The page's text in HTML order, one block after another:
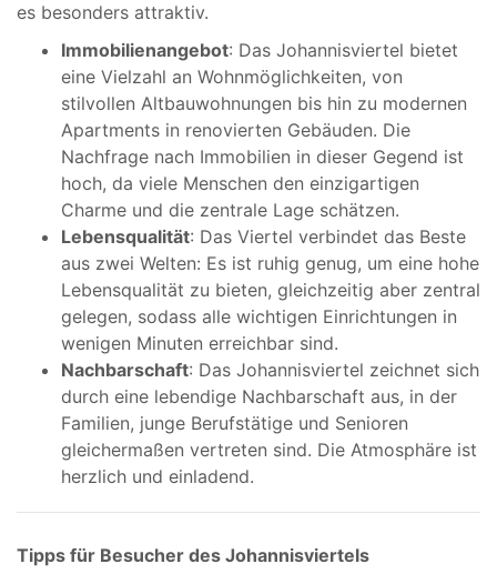
es besonders attraktiv.
Immobilienangebot: Das Johannisviertel bietet
eine Vielzahl an Wohnmöglichkeiten, von
stilvollen Altbauwohnungen bis hin zu modernen
Apartments in renovierten Gebäuden. Die
Nachfrage nach Immobilien in dieser Gegend ist
hoch, da viele Menschen den einzigartigen
Charme und die zentrale Lage schätzen.
Lebensqualität: Das Viertel verbindet das Beste
aus zwei Welten: Es ist ruhig genug, um eine hohe
Lebensqualität zu bieten, gleichzeitig aber zentral
gelegen, sodass alle wichtigen Einrichtungen in
wenigen Minuten erreichbar sind.
Nachbarschaft: Das Johannisviertel zeichnet sich
durch eine lebendige Nachbarschaft aus, in der
Familien, junge Berufstätige und Senioren
gleichermaßen vertreten sind. Die Atmosphäre ist
herzlich und einladend.
Tipps für Besucher des Johannisviertels